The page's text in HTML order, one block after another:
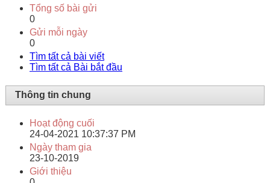
Tổng số bài gửi
0
Gửi mỗi ngày
0
Tìm tất cả bài viết
Tìm tất cả Bài bắt đầu
Thông tin chung
Hoạt động cuối
24-04-2021 10:37:37 PM
Ngày tham gia
23-10-2019
Giới thiệu